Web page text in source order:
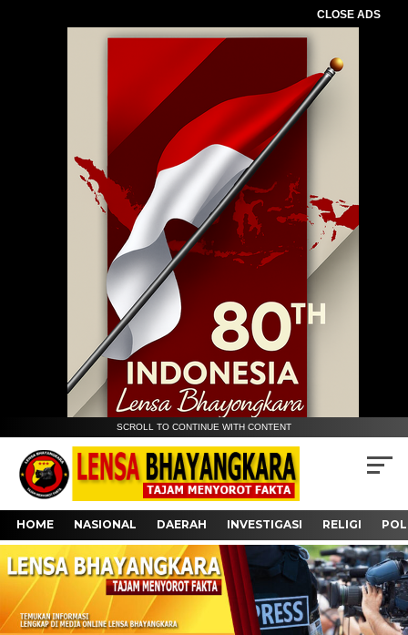
CLOSE ADS
SCROLL TO CONTINUE WITH CONTENT
HOME NASIONAL DAERAH INVESTIGASI RELIGI